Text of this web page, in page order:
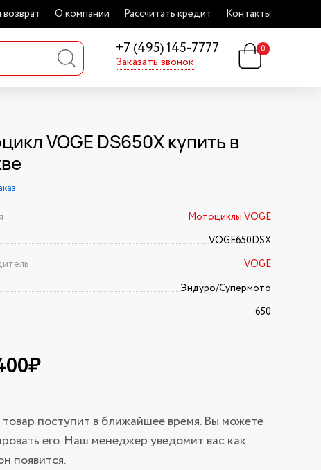
О компании Рассчитать кредит Контакты
+7 (495) 145-7777
Заказать звонок
0
VOGE DS650X купить в
Мотоциклы VOGE
VOGE650DSX
VOGE
Эндуро/Супермото
650
поступит в ближайшее время. Вы можете
его. Наш менеджер уведомит вас как
появится.